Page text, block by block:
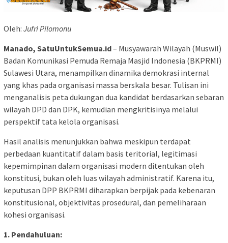
Oleh: Jufri Pilomonu
Manado, SatuUntukSemua.id– Musyawarah Wilayah (Muswil)
Badan Komunikasi Pemuda Remaja Masjid Indonesia (BKPRMI)
Sulawesi Utara, menampilkan dinamika demokrasi internal
yang khas pada organisasi massa berskala besar. Tulisan ini
menganalisis peta dukungan dua kandidat berdasarkan sebaran
wilayah DPD dan DPK, kemudian mengkritisinya melalui
perspektif tata kelola organisasi.
Hasil analisis menunjukkan bahwa meskipun terdapat
perbedaan kuantitatif dalam basis teritorial, legitimasi
kepemimpinan dalam organisasi modern ditentukan oleh
konstitusi, bukan oleh luas wilayah administratif. Karena itu,
keputusan DPP BKPRMI diharapkan berpijak pada kebenaran
konstitusional, objektivitas prosedural, dan pemeliharaan
kohesi organisasi.
1. Pendahuluan: